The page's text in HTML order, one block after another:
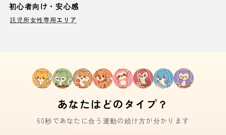
初心者向け・安心感
託児所女性専用エリア
あなたはどのタイプ？
60秒であなたに合う運動の続け方が分かります